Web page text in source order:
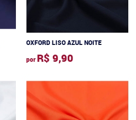
OXFORD LISO AZUL NOITE
por R$ 9,90